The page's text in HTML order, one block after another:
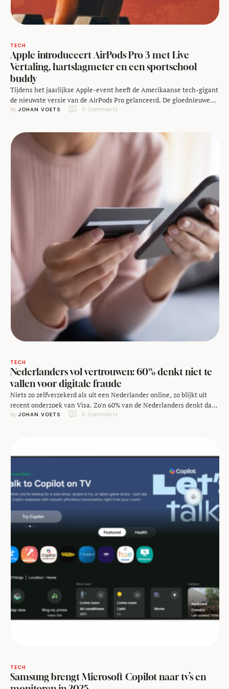
TECH
Apple introduceert AirPods Pro 3 met Live
Vertaling, hartslagmeter en een sportschool
buddy
Tijdens het jaarlijkse Apple-event heeft de Amerikaanse tech-gigant
de nieuwste versie van de AirPods Pro gelanceerd. De gloednieuwe
AirPods Pro 3 tillen de populairste oordopjes opnieuw naar een hoger
hartslagmeting tot verbeterde ruisonderdrukking en zelfs live
vertalingen. Slimmer, krachtiger en beter passend Wat direct opvalt:
By JOHAN VOETS 0 Comments
TECH
Nederlanders vol vertrouwen: 60% denkt niet te
vallen voor digitale fraude
Niets zo zelfverzekerd als uit een Nederlander online, zo blijkt uit
recent onderzoek van Visa. Zo'n 60% van de Nederlanders denkt dat
ze digitale oplichting moeiteloos herkennen. “Daar trap ik niet in,” is
By JOHAN VOETS 0 Comments
TECH
Samsung brengt Microsoft Copilot naar tv’s en